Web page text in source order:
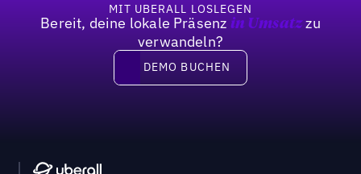
MIT UBERALL LOSLEGEN
Bereit, deine lokale Präsenz in Umsatzzu
verwandeln?
DEMO BUCHEN
DEMO BUCHEN